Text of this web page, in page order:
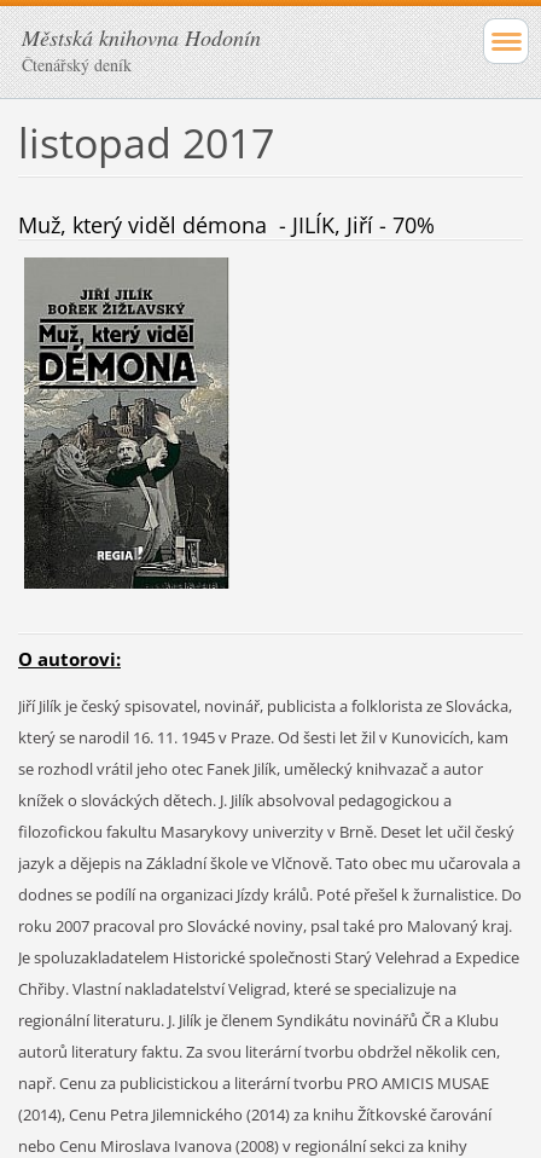
Městská knihovna Hodonín
Čtenářský deník
listopad 2017
Muž, který viděl démona - JILÍK, Jiří - 70%
O autorovi:
Jiří Jilík je český spisovatel, novinář, publicista a folklorista ze Slovácka,
který se narodil 16. 11. 1945 v Praze. Od šesti let žil v Kunovicích, kam
se rozhodl vrátil jeho otec Fanek Jilík, umělecký knihvazač a autor
knížek o slováckých dětech. J. Jilík absolvoval pedagogickou a
filozofickou fakultu Masarykovy univerzity v Brně. Deset let učil český
jazyk a dějepis na Základní škole ve Vlčnově. Tato obec mu učarovala a
dodnes se podílí na organizaci Jízdy králů. Poté přešel k žurnalistice. Do
roku 2007 pracoval pro Slovácké noviny, psal také pro Malovaný kraj.
Je spoluzakladatelem Historické společnosti Starý Velehrad a Expedice
Chřiby. Vlastní nakladatelství Veligrad, které se specializuje na
regionální literaturu. J. Jilík je členem Syndikátu novinářů ČR a Klubu
autorů literatury faktu. Za svou literární tvorbu obdržel několik cen,
např. Cenu za publicistickou a literární tvorbu PRO AMICIS MUSAE
(2014), Cenu Petra Jilemnického (2014) za knihu Žítkovské čarování
nebo Cenu Miroslava Ivanova (2008) v regionální sekci za knihy